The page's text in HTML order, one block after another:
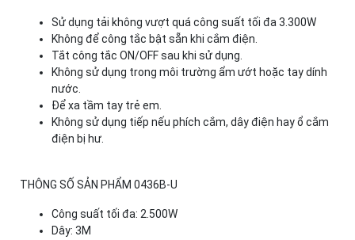
Sử dụng tải không vượt quá công suất tối đa 3.300W
Không để công tắc bật sẵn khi cắm điện.
Tắt công tắc ON/OFF sau khi sử dụng.
Không sử dụng trong môi trường ẩm ướt hoặc tay dính
nước.
Để xa tầm tay trẻ em.
Không sử dụng tiếp nếu phích cắm, dây điện hay ổ cắm
điện bị hư.
THÔNG SỐ SẢN PHẨM 0436B-U
Công suất tối đa: 2.500W
Dây: 3M